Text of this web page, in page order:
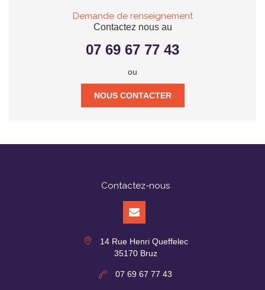
Demande de renseignement
Contactez nous au
07 69 67 77 43
ou
NOUS CONTACTER
Contactez-nous
14 Rue Henri Queffelec
35170 Bruz
07 69 67 77 43